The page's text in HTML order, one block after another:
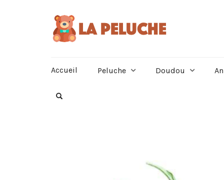
Accueil Peluche Doudou